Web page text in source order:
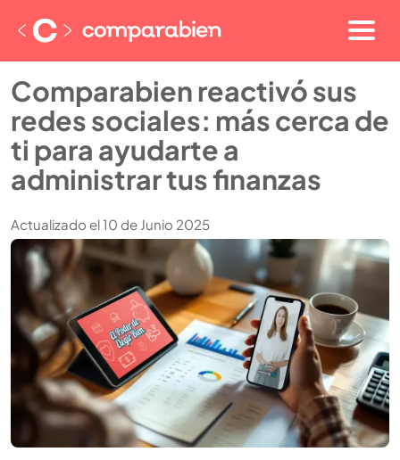
Comparabien reactivó sus
redes sociales: más cerca de
ti para ayudarte a
administrar tus finanzas
Actualizado el 10 de Junio 2025